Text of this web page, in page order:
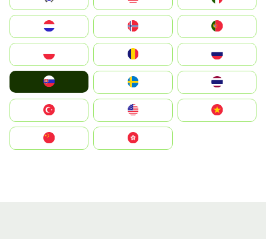
United States
中國香港特別行政區